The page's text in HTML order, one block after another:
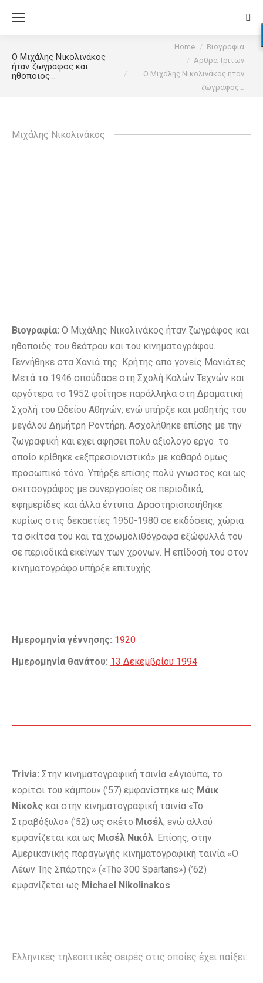
Ο Μιχάλης Νικολινάκος
ήταν ζωγραφος και
ηθοποιος ..
Home
Βιογραφια
Αρθρα Τριτων
Ο Μιχάλης Νικολινάκος ήταν
ζωγραφος…
Μιχάλης Νικολινάκος
Βιογραφία: Ο Μιχάλης Νικολινάκος ήταν ζωγράφος και
ηθοποιός του θεάτρου και του κινηματογράφου.
Γεννήθηκε στα Χανιά της Κρήτης απο γονείς Μανιάτες.
Μετά το 1946 σπούδασε στη Σχολή Καλών Τεχνών και
αργότερα το 1952 φοίτησε παράλληλα στη Δραματική
Σχολή του Ωδείου Αθηνών, ενώ υπήρξε και μαθητής του
μεγάλου Δημήτρη Ροντήρη. Ασχολήθηκε επίσης με την
ζωγραφική και εχει αφησει πολυ αξιολογο εργο το
οποίο κρίθηκε «εξπρεσιονιστικό» με καθαρό όμως
προσωπικό τόνο. Υπήρξε επίσης πολύ γνωστός και ως
σκιτσογράφος με συνεργασίες σε περιοδικά,
εφημερίδες και άλλα έντυπα. Δραστηριοποιήθηκε
κυρίως στις δεκαετίες 1950-1980 σε εκδόσεις, χώρια
τα σκίτσα του και τα χρωμολιθόγραφα εξώφυλλά του
σε περιοδικά εκείνων των χρόνων. Η επίδοσή του στον
κινηματογράφο υπήρξε επιτυχής.
Ημερομηνία γέννησης: 1920
Ημερομηνία θανάτου: 13 Δεκεμβρίου 1994
Trivia: Στην κινηματογραφική ταινία «Αγιούπα, το
κορίτσι του κάμπου» (’57) εμφανίστηκε ως Μάικ
Νίκολς και στην κινηματογραφική ταινία «Το
Στραβόξυλο» (’52) ως σκέτο Μισέλ, ενώ αλλού
εμφανίζεται και ως Μισέλ Νικόλ. Επίσης, στην
Αμερικανικής παραγωγής κινηματογραφική ταινία «Ο
Λέων Της Σπάρτης» («The 300 Spartans») (’62)
εμφανίζεται ως Michael Nikolinakos.
Ελληνικές τηλεοπτικές σειρές στις οποίες έχει παίξει: